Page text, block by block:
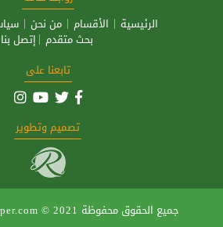
الرئيسية
الأقسام من نحن
بحث متقدم
إتصل بنا
تابعنا على
تصميم وتطوير
جميع الحقوق محفوظة © 2021